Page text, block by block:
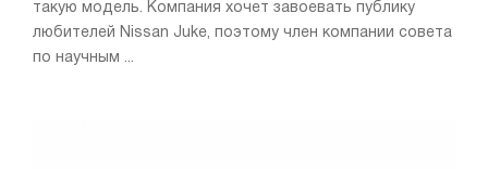
такую модель. Компания хочет завоевать публику
любителей Nissan Juke, поэтому член компании совета
по научным ...